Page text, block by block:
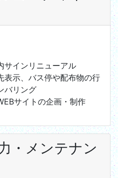
サインリニューアル
表示、バス停や配布物の行
バリング
サイトの企画・制作
・メンテナン